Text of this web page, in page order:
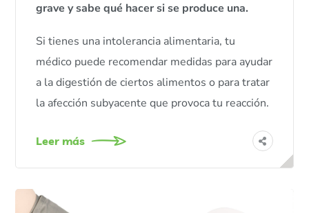
grave y sabe qué hacer si se produce una.
Si tienes una intolerancia alimentaria, tu
médico puede recomendar medidas para ayudar
a la digestión de ciertos alimentos o para tratar
la afección subyacente que provoca tu reacción.
Leer más